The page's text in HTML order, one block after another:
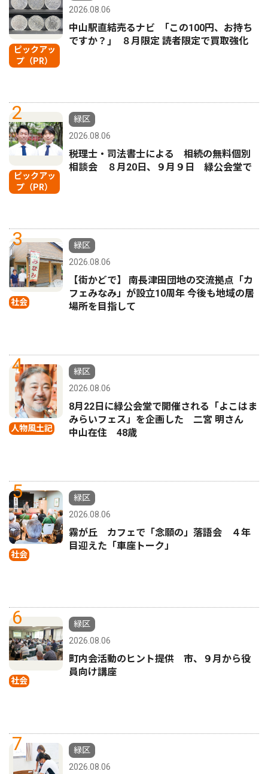
ピックアッ
プ（PR）
2026.08.06
中山駅直結売るナビ ｢この100円、お持ち
ですか？｣ ８月限定 読者限定で買取強化
2
ピックアッ
プ（PR）
緑区
2026.08.06
税理士・司法書士による 相続の無料個別
相談会 ８月20日、９月９日 緑公会堂で
3
社会
緑区
2026.08.06
【街かどで】 南長津田団地の交流拠点「カ
フェみなみ」が設立10周年 今後も地域の居
場所を目指して
4
人物風土記
緑区
2026.08.06
8月22日に緑公会堂で開催される「よこはま
みらいフェス」を企画した 二宮 明さん
中山在住 48歳
5
社会
緑区
2026.08.06
霧が丘 カフェで「念願の」落語会 ４年
目迎えた「車座トーク」
6
社会
緑区
2026.08.06
町内会活動のヒント提供 市、９月から役
員向け講座
7
緑区
2026.08.06